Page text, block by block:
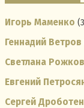
Игорь Маменко
Геннадий Ветров
Светлана
Евгений
Сергей